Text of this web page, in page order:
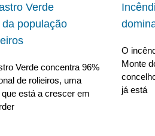
Verde
população
Verde concentra 96%
de rolieiros, uma
está a crescer em
O
Monte
já está